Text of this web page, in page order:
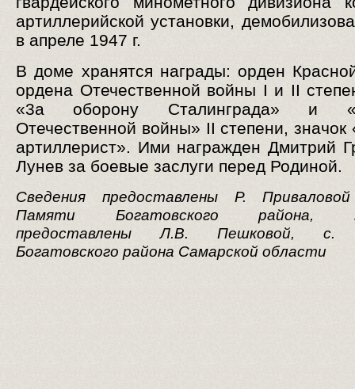
артиллерийской установки,
в апреле 1947 г.
В доме хранятся награды: орден
ордена Отечественной войны I и II
«3а оборону Сталинграда» и
Отечественной войны» II степени,
артиллерист». Ими награжден Дмитрий
Лунев за боевые заслуги перед Родиной.
Сведения предоставлены Р.
Памяти Богатовского района,
предоставлены Л.В. Пешковой, с.
Богатовского района Самарской области